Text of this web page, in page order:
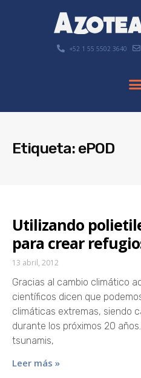
+52 1 55 5502 3640
Etiqueta: ePOD
Utilizando
para crear
13 abril, 2012
Gracias al cambio climático
científicos dicen que
climáticas extremas, siendo
durante los próximos 20
tsunamis,
Leer más »